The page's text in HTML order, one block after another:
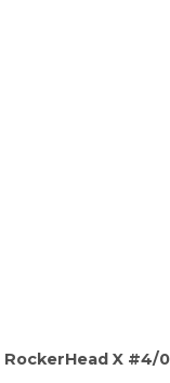
RockerHead X #4/0